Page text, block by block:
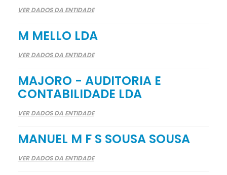
VER DADOS DA ENTIDADE
M MELLO LDA
VER DADOS DA ENTIDADE
MAJORO - AUDITORIA E
CONTABILIDADE LDA
VER DADOS DA ENTIDADE
MANUEL M F S SOUSA SOUSA
VER DADOS DA ENTIDADE